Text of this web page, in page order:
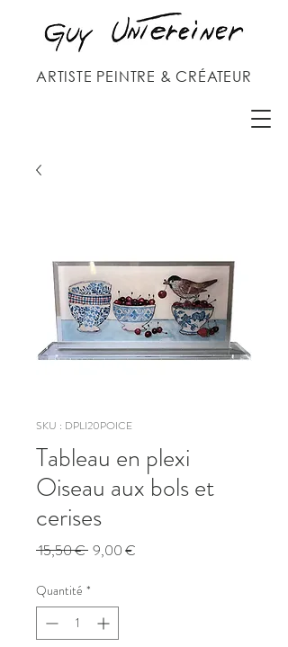
ARTISTE PEINTRE & CRÉATEUR
SKU : DPLI20POICE
Tableau en plexi
Oiseau aux bols et
cerises
15,50 € Prix
9,00 €
Quantité *